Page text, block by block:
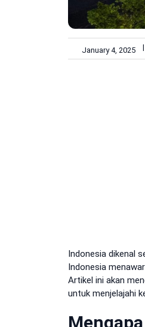
January 4, 2025 |
Indonesia dikenal
Indonesia
Artikel ini akan
untuk menjelajahi